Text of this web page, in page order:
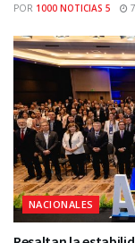
POR 1000 NOTICIAS 5
NACIONALES